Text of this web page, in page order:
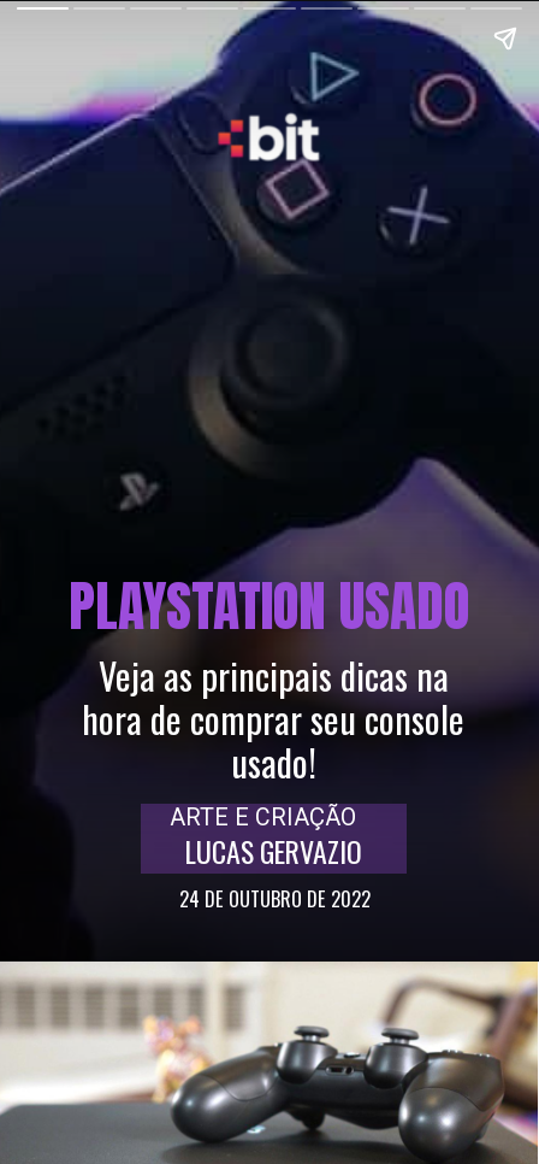
PLAYSTATION USADO
Veja as principais dicas na
hora de comprar seu console
usado!
LUCAS GERVAZIO
ARTE E CRIAÇÃO
24 DE OUTUBRO DE 2022